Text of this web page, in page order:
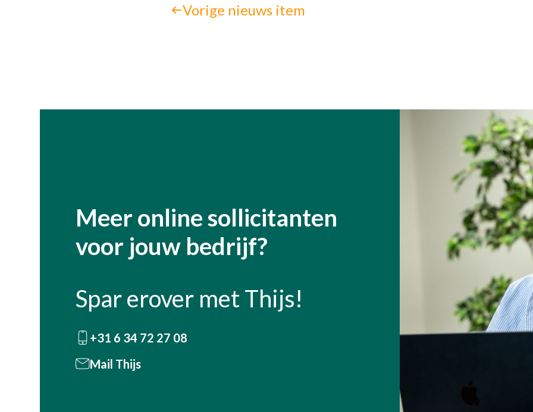
Vorige nieuws item
Meer online sollicitanten
voor jouw bedrijf?
Spar erover met Thijs!
+31 6 34 72 27 08
Mail Thijs